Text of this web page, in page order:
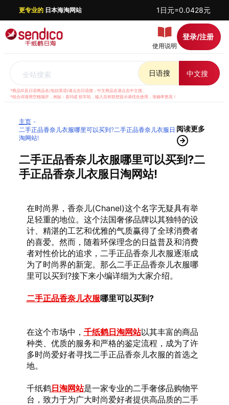
更专业的日本海淘网站 1日元=0.0428元
使用说明
登录/注册
全站搜索 日语搜 中文搜
*商品ID及日语商品名(包括英语)请点击日语搜；中文商品名请点击中文搜。
*组合词请用空格隔开，例如：喜玛诺 纺车轮，输入后有联想提示请优先使用，准确率更高！
主页
二手正品香奈儿衣服哪里可以买到?二手正品香奈儿衣服日
淘网站!
阅读更多
二手正品香奈儿衣服哪里可以买到?二
手正品香奈儿衣服日淘网站!
在时尚界，香奈儿(Chanel)这个名字无疑具有举
足轻重的地位。这个法国奢侈品牌以其独特的设
计、精湛的工艺和优雅的气质赢得了全球消费者
的喜爱。然而，随着环保理念的日益普及和消费
者对性价比的追求，二手正品香奈儿衣服逐渐成
为了时尚界的新宠。那么二手正品香奈儿衣服哪
里可以买到?接下来小编详细为大家介绍。
二手正品香奈儿衣服哪里可以买到?
在这个市场中， 千纸鹤日淘网站以其丰富的商品
种类、优质的服务和严格的鉴定流程，成为了许
多时尚爱好者寻找二手正品香奈儿衣服的首选之
地。
千纸鹤日淘网站是一家专业的二手奢侈品购物平
台，致力于为广大时尚爱好者提供高品质的二手